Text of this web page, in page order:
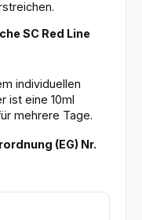
SC Red Line
individuellen
ist eine 10ml
mehrere Tage.
(EG) Nr.